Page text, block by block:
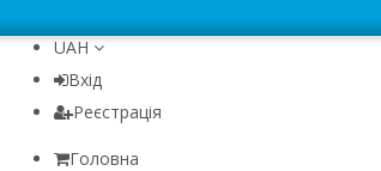
UAH
Вхід
Реєстрація
Головна